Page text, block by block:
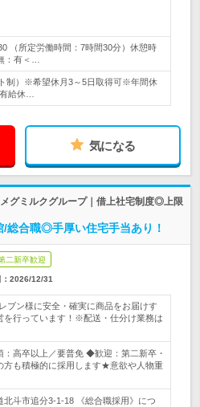
（所定労働時間：7時間30分）休憩時
：有＜…
制）※希望休月3～5日取得可※年間休
給休…
気になる
グミルクグループ｜借上社宅制度◎上限
総合職◎手厚い住宅手当あり！
二新卒歓迎
2026/12/31
ブン様に安全・確実に商品をお届けす
を行っています！※配送・仕分け業務は
：高卒以上／要普免 ◆歓迎：第二新卒・
方も積極的に採用します★意欲や人物重
斗市追分3-1-18 《総合職採用》につ